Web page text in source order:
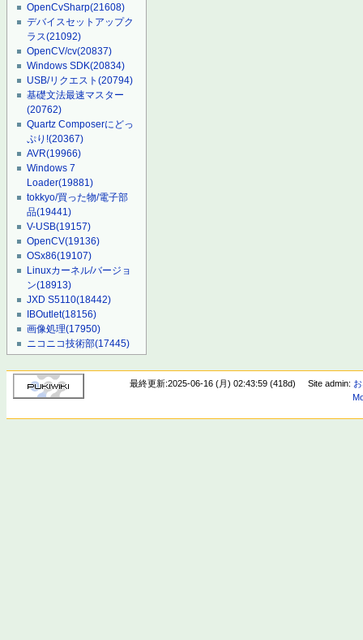
OpenCvSharp(21608)
デバイスセットアップク
ラス(21092)
OpenCV/cv(20837)
Windows SDK(20834)
USB/リクエスト(20794)
基礎文法最速マスター
(20762)
Quartz Composerにどっ
ぷり!(20367)
AVR(19966)
Windows 7
Loader(19881)
tokkyo/買った物/電子部
品(19441)
V-USB(19157)
OpenCV(19136)
OSx86(19107)
Linuxカーネル/バージョ
ン(18913)
JXD S5110(18442)
IBOutlet(18156)
画像処理(17950)
ニコニコ技術部(17445)
最終更新:2025-06-16 (月) 02:43:59 (418d) Site admin: